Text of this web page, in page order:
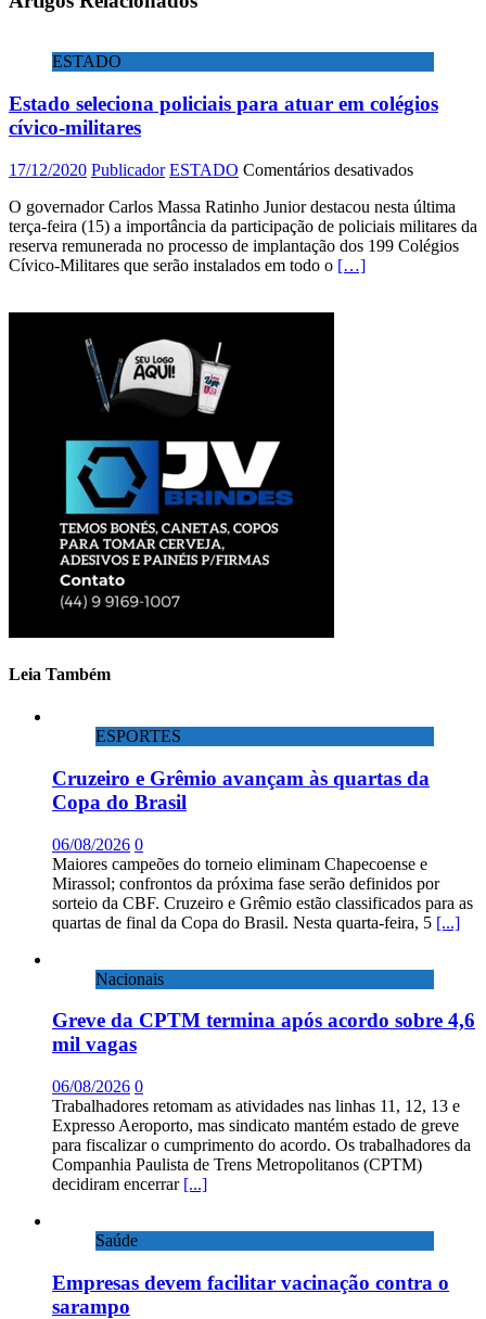
ESTADO
Estado seleciona policiais para atuar em colégios
cívico-militares
17/12/2020 Publicador ESTADO Comentários desativadosem
seleciona
policiais
para
O governador Carlos Massa Ratinho Junior destacou nesta última
terça-feira (15) a importância da participação de policiais militares da
reserva remunerada no processo de implantação dos 199 Colégios
Cívico-Militares que serão instalados em todo o […]
Leia Também
ESPORTES
Cruzeiro e Grêmio avançam às quartas da
Copa do Brasil
06/08/2026 0
Maiores campeões do torneio eliminam Chapecoense e
Mirassol; confrontos da próxima fase serão definidos por
sorteio da CBF. Cruzeiro e Grêmio estão classificados para as
quartas de final da Copa do Brasil. Nesta quarta-feira, 5 [...]
Nacionais
Greve da CPTM termina após acordo sobre 4,6
mil vagas
06/08/2026 0
Trabalhadores retomam as atividades nas linhas 11, 12, 13 e
Expresso Aeroporto, mas sindicato mantém estado de greve
para fiscalizar o cumprimento do acordo. Os trabalhadores da
Companhia Paulista de Trens Metropolitanos (CPTM)
decidiram encerrar [...]
Saúde
Empresas devem facilitar vacinação contra o
sarampo